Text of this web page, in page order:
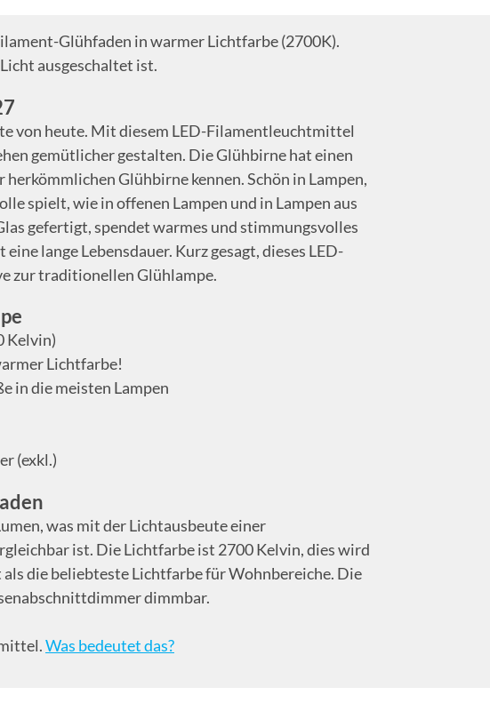
Glühfaden in warmer Lichtfarbe (2700K).
ausgeschaltet ist.
von heute. Mit diesem LED-Filamentleuchtmittel
gemütlicher gestalten. Die Glühbirne hat einen
Glühbirne kennen. Schön in Lampen,
spielt, wie in offenen Lampen und in Lampen aus
gefertigt, spendet warmes und stimmungsvolles
lange Lebensdauer. Kurz gesagt, dieses LED-
zur traditionellen Glühlampe.
Kelvin)
Lichtfarbe!
in die meisten Lampen
(exkl.)
was mit der Lichtausbeute einer
ist. Die Lichtfarbe ist 2700 Kelvin, dies wird
die beliebteste Lichtfarbe für Wohnbereiche. Die
dimmbar.
Was bedeutet das?